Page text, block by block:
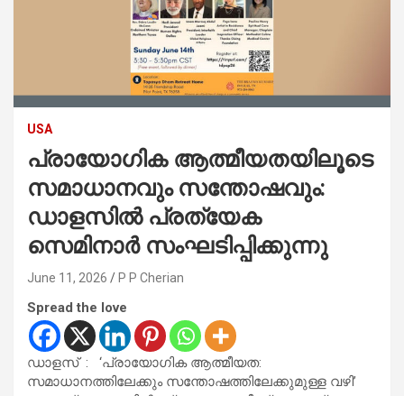
USA
പ്രായോഗിക ആത്മീയതയിലൂടെ
സമാധാനവും സന്തോഷവും:
ഡാളസിൽ പ്രത്യേക
സെമിനാർ സംഘടിപ്പിക്കുന്നു
June 11, 2026 P P Cherian
Spread the love
ഡാളസ് : ‘പ്രായോഗിക ആത്മീയത:
സമാധാനത്തിലേക്കും സന്തോഷത്തിലേക്കുമുള്ള വഴി’